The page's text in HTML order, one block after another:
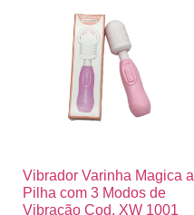
Vibrador Varinha Magica a
Pilha com 3 Modos de
Vibração Cod. XW 1001